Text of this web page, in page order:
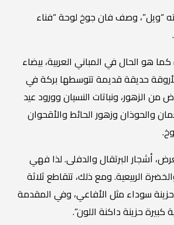
“ويل”، وصف فان جوخ لوحة “فناء
هو الحال في المباني العربية، بيضاء
حديقة قديمة تتوسطها بركة في
من الزهور، ونباتات النسيان وورود عيد
والحوذان وزهور الحائط والأقحوان
أشجار البرتقال والدفلى. لذا فهي
الربيعية. ومع ذلك، تتقاطع ثلاثة
سوداء مثل الأفاعي، وفي المقدمة
حزينة داكنة اللون”.